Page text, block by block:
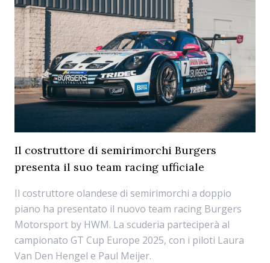
Il costruttore di semirimorchi Burgers
presenta il suo team racing ufficiale
Il costruttore olandese di semirimorchi a doppio
piano ha presentato il nuovo team racing Burgers
Motorsport by HWM. La scuderia parteciperà al
campionato GT Cup Europe 2025, con i piloti Laura
Van Den Hengel e Paul Meijer.